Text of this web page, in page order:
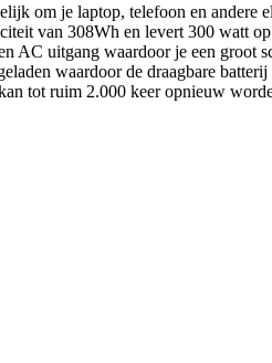
om je laptop, telefoon en andere
van 308Wh en levert 300 watt
AC uitgang waardoor je een groot
waardoor de draagbare
tot ruim 2.000 keer opnieuw